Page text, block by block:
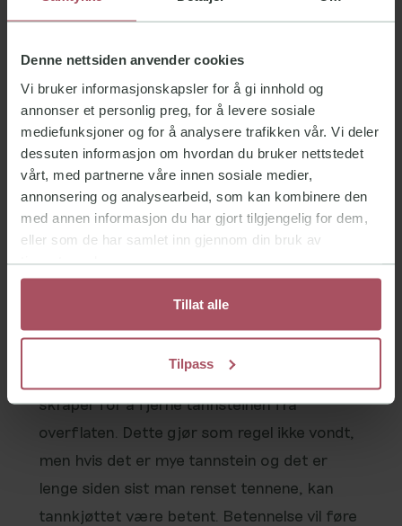
Denne nettsiden anvender cookies
Vi bruker informasjonskapsler for å gi innhold og
annonser et personlig preg, for å levere sosiale
mediefunksjoner og for å analysere trafikken vår. Vi deler
dessuten informasjon om hvordan du bruker nettstedet
vårt, med partnerne våre innen sosiale medier,
annonsering og analysearbeid, som kan kombinere den
med annen informasjon du har gjort tilgjengelig for dem,
eller som de har samlet inn gjennom din bruk av
tjenestene deres.
Tillat alle
Tilpass
matvarer og drikkevarer som inneholder mye
vanskeligere å holde rene enn andre. Under
en undersøkelse hos din tannlege vil du bli
gjort oppmerksom på om det er områder du
bør ha større fokus på å holde rent.
Hvordan fjerne
tannstein?
tannlege. Da brukes det spesielle verktøy og
skraper for å fjerne tannsteinen fra
overflaten. Dette gjør som regel ikke vondt,
men hvis det er mye tannstein og det er
lenge siden sist man renset tennene, kan
tannkjøttet være betent. Betennelse vil føre